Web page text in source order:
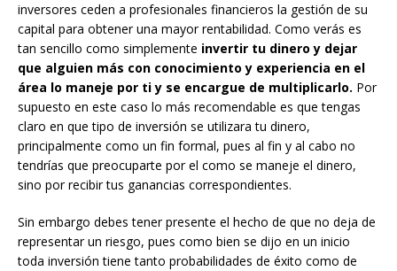
inversores ceden a profesionales financieros la gestión de su
capital para obtener una mayor rentabilidad. Como verás es
tan sencillo como simplemente invertir tu dinero y dejar
que alguien más con conocimiento y experiencia en el
área lo maneje por ti y se encargue de multiplicarlo. Por
supuesto en este caso lo más recomendable es que tengas
claro en que tipo de inversión se utilizara tu dinero,
principalmente como un fin formal, pues al fin y al cabo no
tendrías que preocuparte por el como se maneje el dinero,
sino por recibir tus ganancias correspondientes.
Sin embargo debes tener presente el hecho de que no deja de
representar un riesgo, pues como bien se dijo en un inicio
toda inversión tiene tanto probabilidades de éxito como de